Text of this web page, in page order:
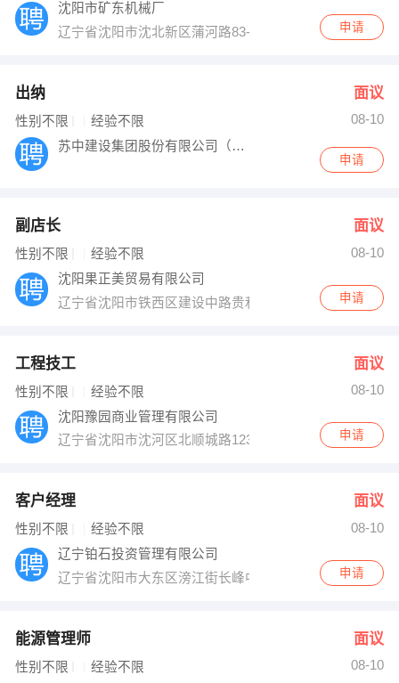
沈阳市矿东机械厂
辽宁省沈阳市沈北新区蒲河路83-32号
申请
出纳 面议
性别不限 经验不限
08-10
苏中建设集团股份有限公司（驻沈阳、长春工
申请
副店长 面议
性别不限 经验不限
08-10
沈阳果正美贸易有限公司
辽宁省沈阳市铁西区建设中路贵和街万科金域国际12网
申请
工程技工 面议
性别不限 经验不限
08-10
沈阳豫园商业管理有限公司
辽宁省沈阳市沈河区北顺城路123号
申请
客户经理 面议
性别不限 经验不限
08-10
辽宁铂石投资管理有限公司
辽宁省沈阳市大东区滂江街长峰中心47层
申请
能源管理师 面议
性别不限 经验不限
08-10